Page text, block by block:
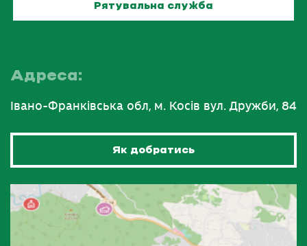
Рятувальна служба
Адреса:
Івано-Франківська обл, м. Косів вул. Дружби, 84
Як добратись